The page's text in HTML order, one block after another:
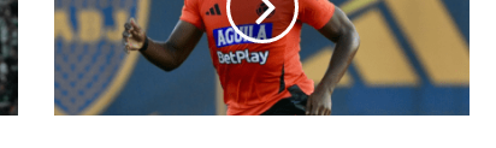
al
Premier
League:
Crystal
Palace